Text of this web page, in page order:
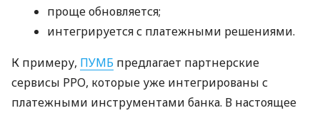
проще обновляется;
интегрируется с платежными решениями.
К примеру, ПУМБ предлагает партнерские
сервисы РРО, которые уже интегрированы с
платежными инструментами банка. В настоящее